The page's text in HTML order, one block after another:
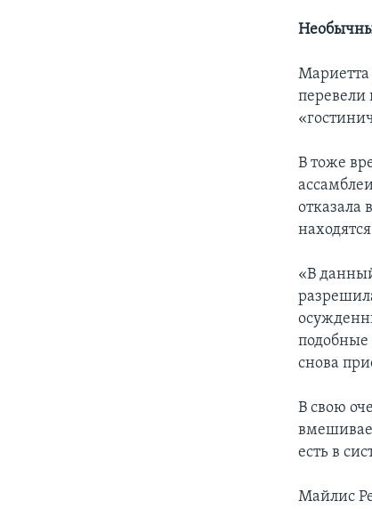
перевели
В тоже
отказала
«В
подобные
снова
В свою
есть в
Майлис